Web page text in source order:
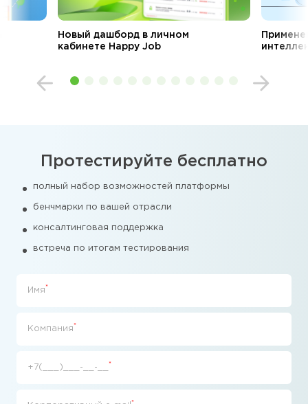
Новый дашборд в личном
кабинете Happy Job
Протестируйте бесплатно
полный набор возможностей платформы
бенчмарки по вашей отрасли
консалтинговая поддержка
встреча по итогам тестирования
Имя *
Компания *
+7(___)___-__-__ *
*